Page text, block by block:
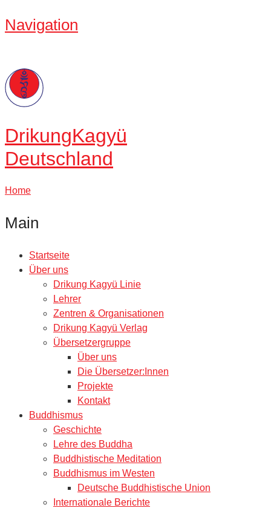
Navigation
DrikungKagyü
Deutschland
Home
Main
Startseite
Über uns
Drikung Kagyü Linie
Lehrer
Zentren & Organisationen
Drikung Kagyü Verlag
Übersetzergruppe
Über uns
Die Übersetzer:Innen
Projekte
Kontakt
Buddhismus
Geschichte
Lehre des Buddha
Buddhistische Meditation
Buddhismus im Westen
Deutsche Buddhistische Union
Internationale Berichte